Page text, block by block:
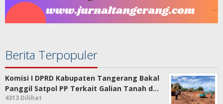
Berita Terpopuler
Komisi I DPRD Kabupaten Tangerang Bakal
Panggil Satpol PP Terkait Galian Tanah d…
4313 Dilihat